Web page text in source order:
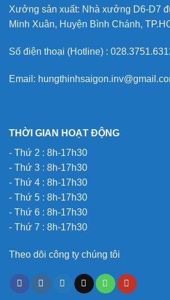
Xưởng sản xuất: Nhà xưởng D6-D7
Minh Xuân, Huyện Bình Chánh,
Số điện thoại (Hotline) :
Email:
THỜI GIAN HOẠT ĐỘNG
- Thứ 2 : 8h-17h30
- Thứ 3 : 8h-17h30
- Thứ 4 : 8h-17h30
- Thứ 5 : 8h-17h30
- Thứ 6 : 8h-17h30
- Thứ 7 : 8h-17h30
Theo dõi công ty chúng tôi